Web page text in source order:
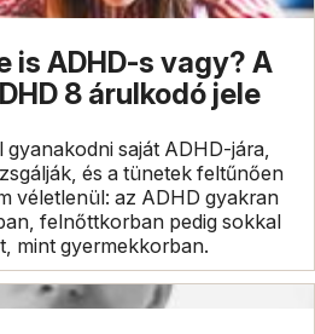
is ADHD-s vagy? A
8 árulkodó jele
saját ADHD-jára,
és a tünetek feltűnően
véletlenül: az ADHD gyakran
felnőttkorban pedig sokkal
mint gyermekkorban.